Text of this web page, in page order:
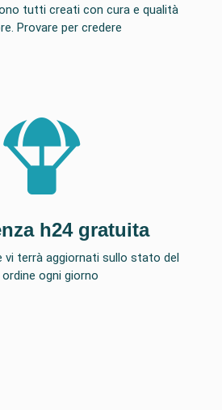
tutti creati con cura e qualità
Provare per credere
h24 gratuita
vi terrà aggiornati sullo stato del
ogni giorno